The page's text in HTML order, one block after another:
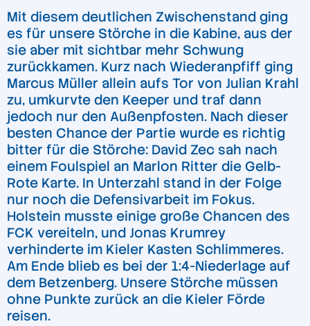
Mit diesem deutlichen Zwischenstand ging
es für unsere Störche in die Kabine, aus der
sie aber mit sichtbar mehr Schwung
zurückkamen. Kurz nach Wiederanpfiff ging
Marcus Müller allein aufs Tor von Julian Krahl
zu, umkurvte den Keeper und traf dann
jedoch nur den Außenpfosten. Nach dieser
besten Chance der Partie wurde es richtig
bitter für die Störche: David Zec sah nach
einem Foulspiel an Marlon Ritter die Gelb-
Rote Karte. In Unterzahl stand in der Folge
nur noch die Defensivarbeit im Fokus.
Holstein musste einige große Chancen des
FCK vereiteln, und Jonas Krumrey
verhinderte im Kieler Kasten Schlimmeres.
Am Ende blieb es bei der 1:4-Niederlage auf
dem Betzenberg. Unsere Störche müssen
ohne Punkte zurück an die Kieler Förde
reisen.